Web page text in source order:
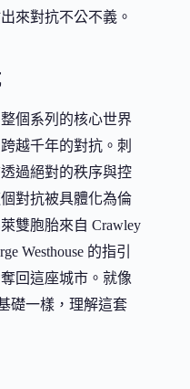
來對抗不公不義。
個系列的核心世界
越千年的對抗。刺
過絕對的秩序與控
對抗被具體化為倫
雙胞胎來自 Crawley
Westhouse 的指引
回這座城市。就像
礎一樣，理解這套